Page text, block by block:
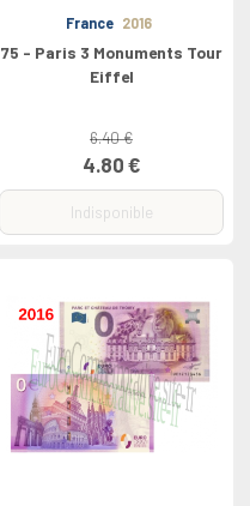
France 2016
75 - Paris 3 Monuments Tour
Eiffel
6.40 €
4.80 €
Indisponible